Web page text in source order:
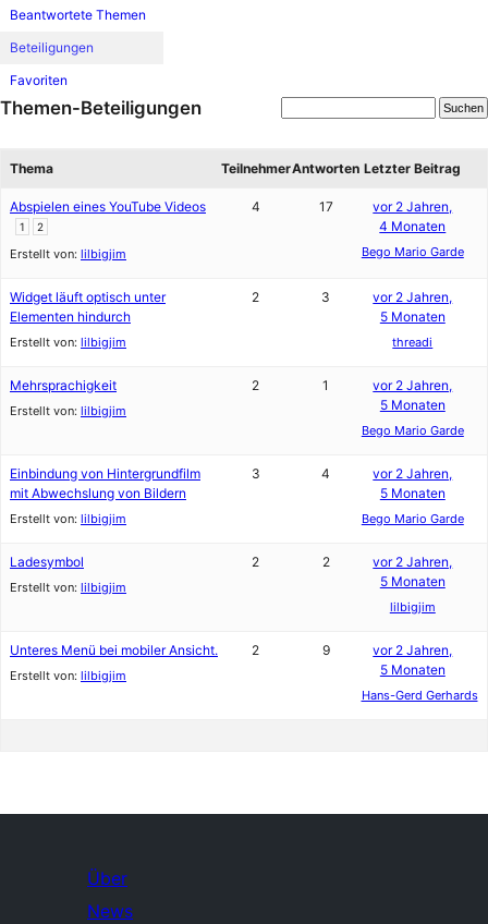
Beantwortete Themen
Beteiligungen
Favoriten
Themen-Beteiligungen
Thema TeilnehmerAntworten Letzter Beitrag
Abspielen eines YouTube Videos
1 2
Erstellt von: lilbigjim
4 17
vor 2 Jahren,
4 Monaten
Bego Mario Garde
Widget läuft optisch unter
Elementen hindurch
Erstellt von: lilbigjim
2 3
vor 2 Jahren,
5 Monaten
threadi
Mehrsprachigkeit
Erstellt von: lilbigjim
2 1
vor 2 Jahren,
5 Monaten
Bego Mario Garde
Einbindung von Hintergrundfilm
mit Abwechslung von Bildern
Erstellt von: lilbigjim
3 4
vor 2 Jahren,
5 Monaten
Bego Mario Garde
Ladesymbol
Erstellt von: lilbigjim
2 2
vor 2 Jahren,
5 Monaten
lilbigjim
Unteres Menü bei mobiler Ansicht.
Erstellt von: lilbigjim
2 9
vor 2 Jahren,
5 Monaten
Hans-Gerd Gerhards
Über
News